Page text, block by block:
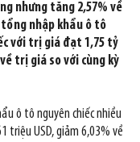
nhưng tăng 2,57% về
tổng nhập khẩu ô tô
với trị giá đạt 1,75 tỷ
trị giá so với cùng kỳ
ô tô nguyên chiếc nhiều
triệu USD, giảm 6,03% về